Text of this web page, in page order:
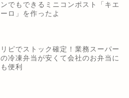
ンでもできるミニコンポスト「キエ
ーロ」を作ったよ
リピでストック確定！業務スーパー
の冷凍弁当が安くて会社のお弁当に
も便利